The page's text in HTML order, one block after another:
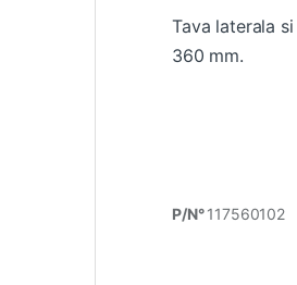
Tava laterala
360 mm.
P/N°117560102